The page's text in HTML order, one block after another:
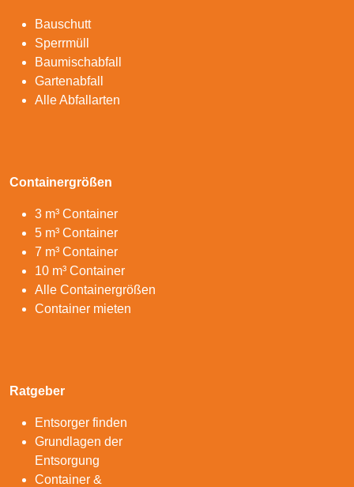
Bauschutt
Sperrmüll
Baumischabfall
Gartenabfall
Alle Abfallarten
Containergrößen
3 m³ Container
5 m³ Container
7 m³ Container
10 m³ Container
Alle Containergrößen
Container mieten
Ratgeber
Entsorger finden
Grundlagen der
Entsorgung
Container &